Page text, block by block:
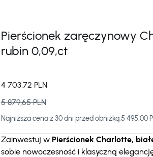
Pierścionek zaręczynowy
rubin 0,09,ct
4 703,72 PLN
5 879,65 PLN
Najniższa cena z 30 dni przed obniżką:5 495,00
Zainwestuj w Pierścionek Charlotte,
sobie nowoczesność i klasyczną